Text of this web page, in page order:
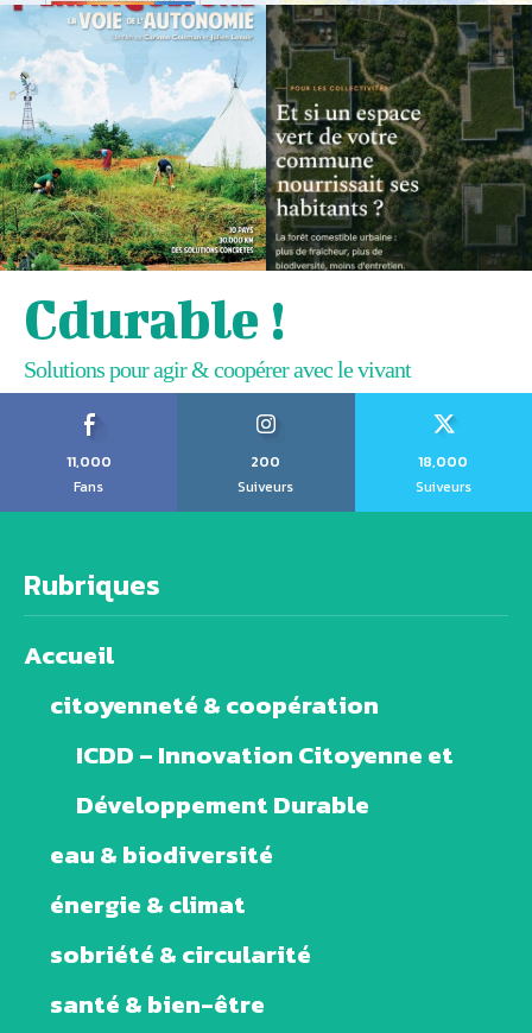
Cdurable !
Solutions pour agir & coopérer avec le vivant
11,000
Fans
200
Suiveurs
18,000
Suiveurs
Rubriques
Accueil
citoyenneté & coopération
ICDD – Innovation Citoyenne et
Développement Durable
eau & biodiversité
énergie & climat
sobriété & circularité
santé & bien-être